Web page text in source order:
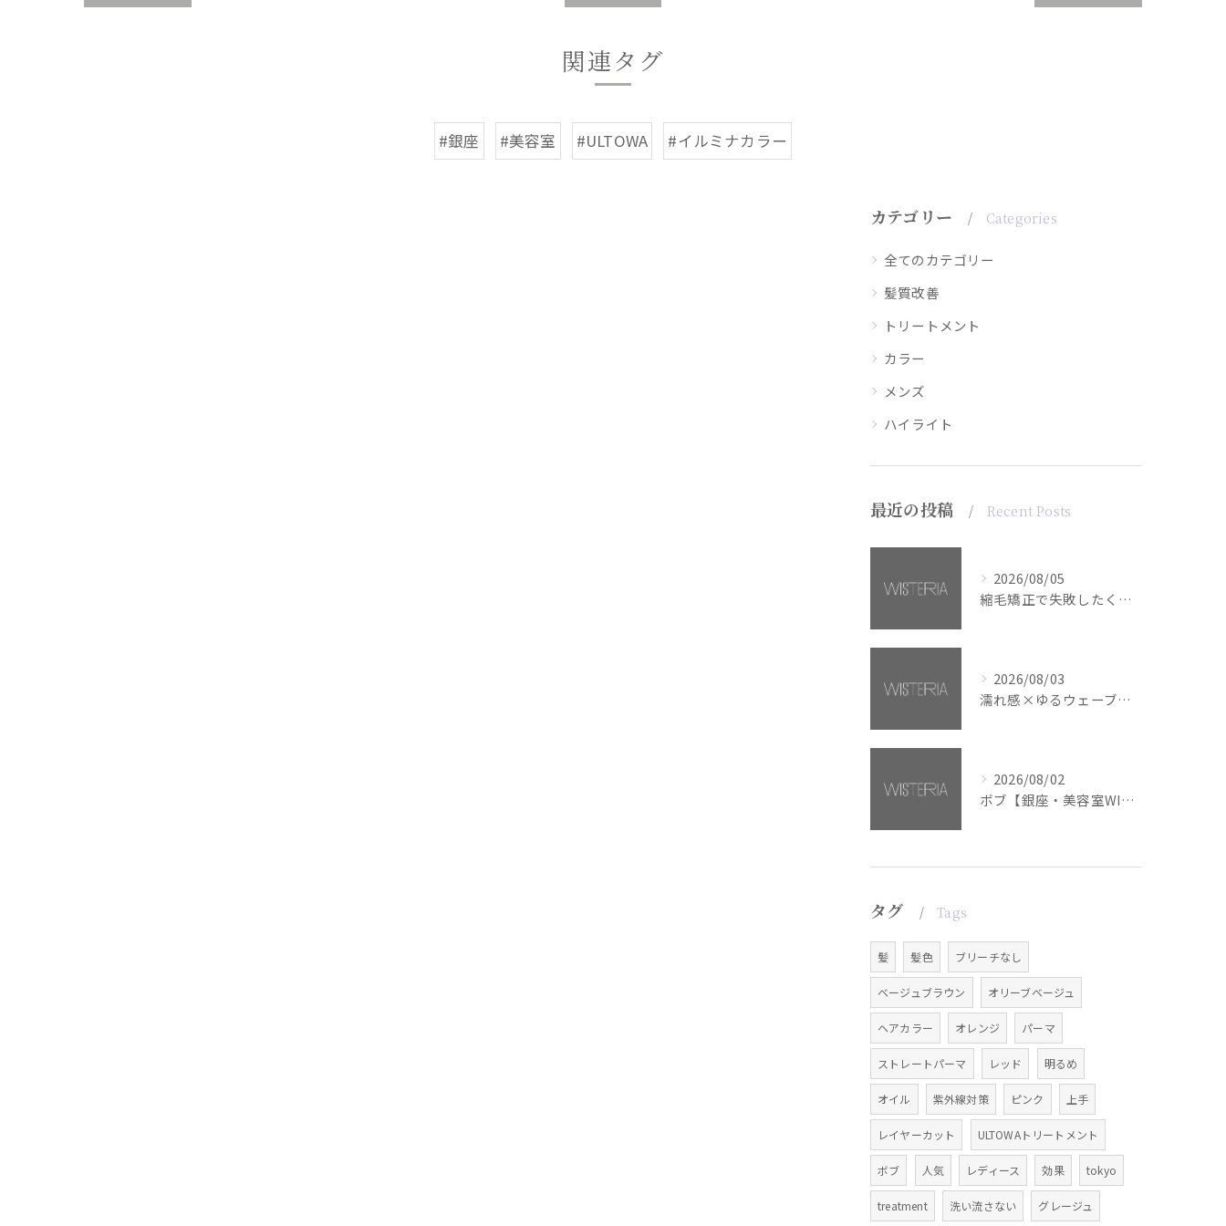
関連タグ
#銀座 #美容室 #ULTOWA #イルミナカラー
カテゴリー Categories
全てのカテゴリー
髪質改善
トリートメント
カラー
メンズ
ハイライト
最近の投稿 Recent Posts
2026/08/05
縮毛矯正で失敗したくない方へ【銀座・美容室WISTERIA】
2026/08/03
濡れ感×ゆるウェーブミディアム【銀座・美容室WISTERIA】
2026/08/02
ボブ【銀座・美容室WISTERIA】
タグ Tags
髪 髪色 ブリーチなし
ベージュブラウン オリーブベージュ
ヘアカラー オレンジ パーマ
ストレートパーマ レッド 明るめ
オイル 紫外線対策 ピンク 上手
レイヤーカット ULTOWAトリートメント
ボブ 人気 レディース 効果 tokyo
treatment 洗い流さない グレージュ